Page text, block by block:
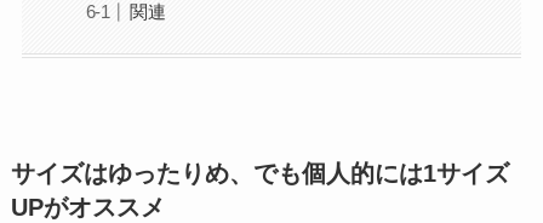
関連
サイズはゆったりめ、でも個人的には1サイズ
UPがオススメ